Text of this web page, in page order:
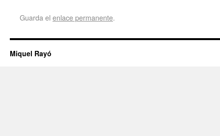
Guarda el enlace permanente.
Miquel Rayó